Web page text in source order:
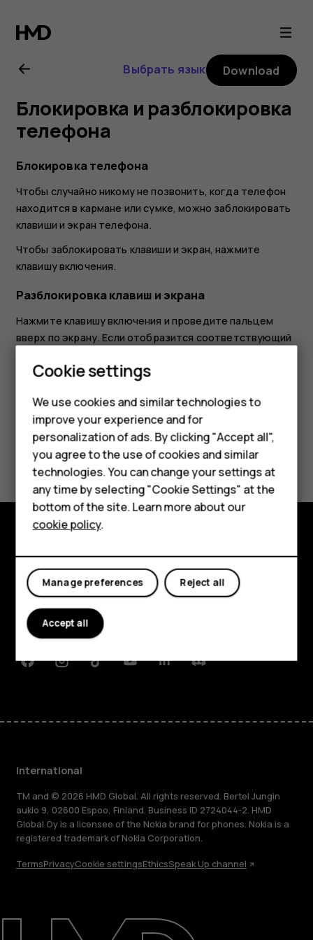
Nokia
X10
user
guide
Smartphones
Feature phones
Phones for kids
Accessories
HMD Terra M
For business
Tablets
Repair, reuse, recycle
Выбрать язык Download
Блокировка и разблокировка
телефона
Блокировка телефона
Чтобы случайно никому не позвонить, когда телефон
находится в кармане или сумке, можно заблокировать
клавиши и экран телефона.
Чтобы заблокировать клавиши и экран, нажмите
клавишу включения.
Разблокировка клавиш и экрана
Нажмите клавишу включения и проведите пальцем
вверх по экрану. Если отобразится соответствующий
Did you find this helpful?
Yes No
Explore
About
Planet and people
Support
FacebookInstagramTiktokYoutubeLinkedinDiscord
International
TM and © 2026 HMD Global. All rights reserved. Bertel Jungin
aukio 9, 02600 Espoo, Finland. Business ID 2724044-2. HMD
Global Oy is a licensee of the Nokia brand for phones. Nokia is a
registered trademark of Nokia Corporation.
TermsPrivacyCookie settingsEthicsSpeak Up channel
Cookie settings
We use cookies and similar technologies to
improve your experience and for
personalization of ads. By clicking "Accept all",
you agree to the use of cookies and similar
technologies. You can change your settings at
any time by selecting "Cookie Settings" at the
bottom of the site. Learn more about our
cookie policy.
Reject all
Manage preferences
Accept all